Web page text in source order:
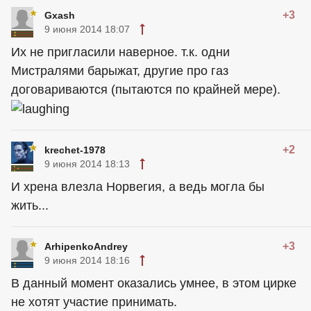
Gxash +3
9 июня 2014 18:07
Их не пригласили наверное. т.к. одни
Мистралями барыжат, другие про газ
договариваются (пытаются по крайней мере).
krechet-1978 +2
9 июня 2014 18:13
И хрена влезла Норвегия, а ведь могла бы
жить...
ArhipenkoAndrey +3
9 июня 2014 18:16
В данный момент оказались умнее, в этом цирке
не хотят участие принимать.